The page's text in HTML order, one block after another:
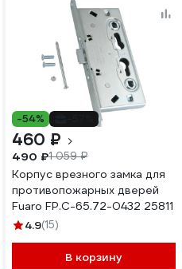
-54%
460 ₽
490 ₽1 059 ₽
Корпус врезного замка для
противопожарных дверей
Fuaro FP.C-65.72-0432 25811
4.9(15)
В корзину